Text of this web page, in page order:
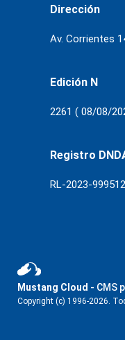
Dirección
Av. Corrientes
Edición N
2261 ( 08/08/
Registro
RL-2023-
Mustang Cloud - CMS
Copyright (c) 1996-2026.